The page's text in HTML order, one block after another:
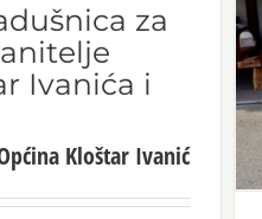
za
Ivanića i
Kloštar Ivanić